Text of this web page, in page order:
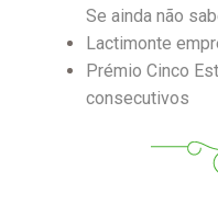
Se ainda não
Lactimonte
Prémio Cinco
consecutivos